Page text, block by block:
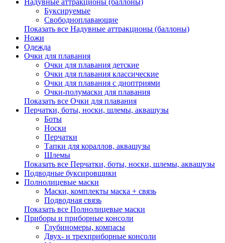
Надувные аттракционы (баллоны)
Буксируемые
Свободноплавающие
Показать все Надувные аттракционы (баллоны)
Ножи
Одежда
Очки для плавания
Очки для плавания детские
Очки для плавания классические
Очки для плавания с диоптриями
Очки-полумаски для плавания
Показать все Очки для плавания
Перчатки, боты, носки, шлемы, аквашузы
Боты
Носки
Перчатки
Тапки для кораллов, аквашузы
Шлемы
Показать все Перчатки, боты, носки, шлемы, аквашузы
Подводные буксировщики
Полнолицевые маски
Маски, комплекты маска + связь
Подводная связь
Показать все Полнолицевые маски
Приборы и приборные консоли
Глубиномеры, компасы
Двух- и трехприборные консоли